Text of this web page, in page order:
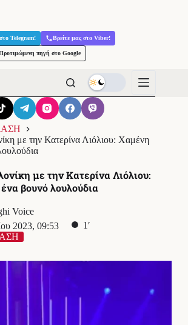
Telegram! Βρείτε μας στο Viber!
πηγή στο Google
με την Κατερίνα Λιόλιου: Χαμένη
με την Κατερίνα Λιόλιου:
βουνό λουλούδια
Voice
2023, 09:53
1′